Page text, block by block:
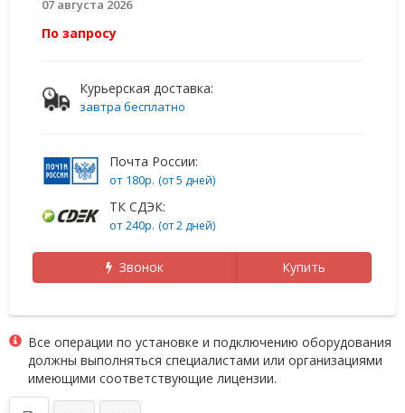
07 августа 2026
По запросу
Курьерская доставка:
завтра бесплатно
Почта России:
от 180р. (от 5 дней)
ТК СДЭК:
от 240р. (от 2 дней)
Звонок Купить
Все операции по установке и подключению оборудования
должны выполняться специалистами или организациями
имеющими соответствующие лицензии.